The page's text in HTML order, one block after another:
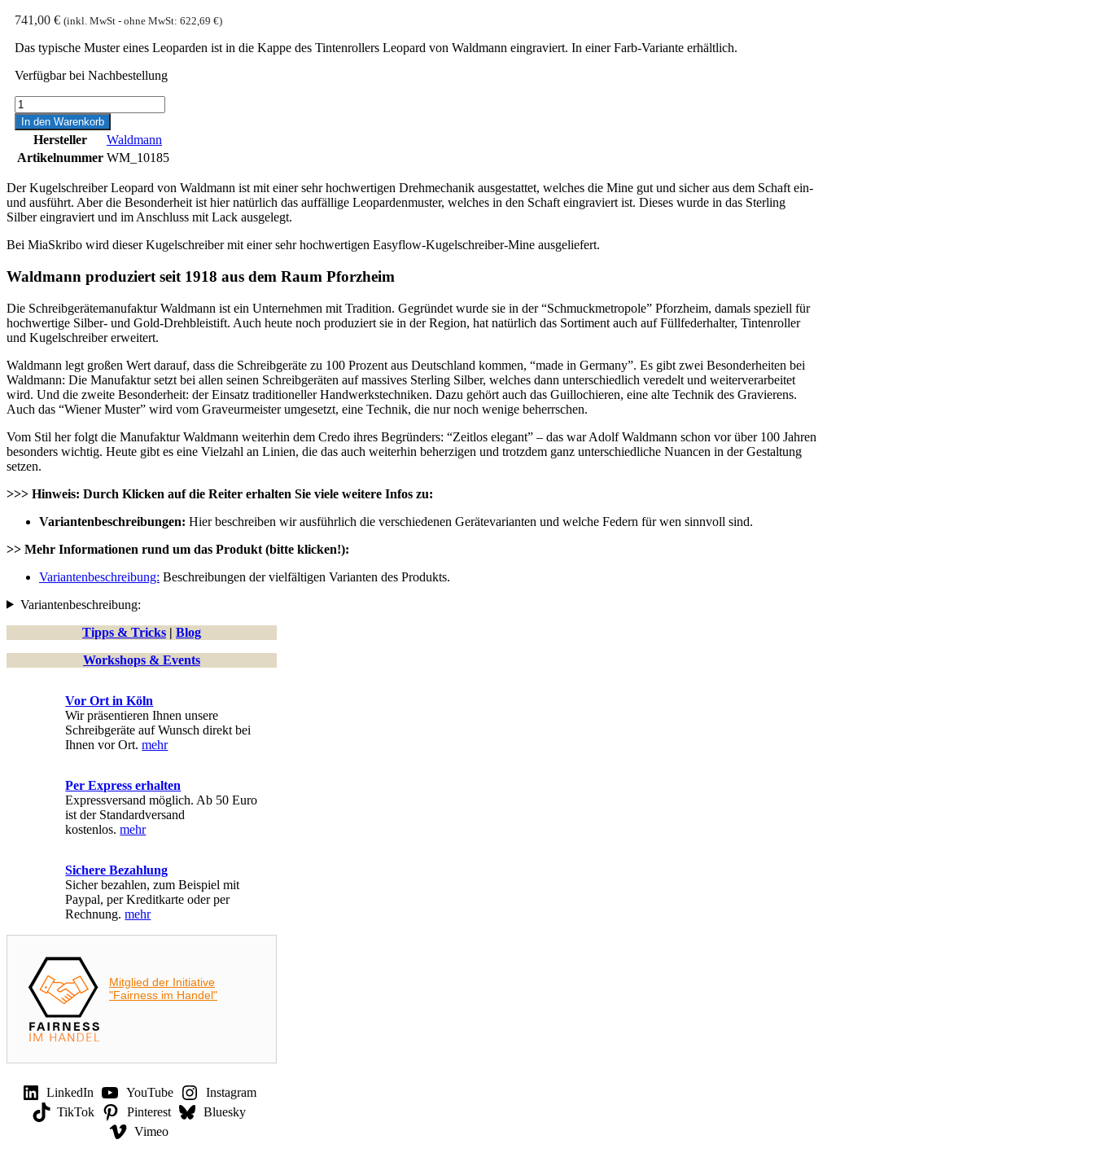
741,00 € (inkl. MwSt - ohne MwSt: 622,69 €)
Das typische Muster eines Leoparden ist in die Kappe des Tintenrollers Leopard von Waldmann eingraviert. In einer Farb-Variante erhältlich.
Verfügbar bei Nachbestellung
Waldmann
Leopard
Kugelschreiber
Menge
In den Warenkorb
Hersteller
Waldmann
Artikelnummer WM_10185
Der Kugelschreiber Leopard von Waldmann ist mit einer sehr hochwertigen Drehmechanik ausgestattet, welches die Mine gut und sicher aus dem Schaft ein-
und ausführt. Aber die Besonderheit ist hier natürlich das auffällige Leopardenmuster, welches in den Schaft eingraviert ist. Dieses wurde in das Sterling
Silber eingraviert und im Anschluss mit Lack ausgelegt.
Bei MiaSkribo wird dieser Kugelschreiber mit einer sehr hochwertigen Easyflow-Kugelschreiber-Mine ausgeliefert.
Waldmann produziert seit 1918 aus dem Raum Pforzheim
Die Schreibgerätemanufaktur Waldmann ist ein Unternehmen mit Tradition. Gegründet wurde sie in der “Schmuckmetropole” Pforzheim, damals speziell für
hochwertige Silber- und Gold-Drehbleistift. Auch heute noch produziert sie in der Region, hat natürlich das Sortiment auch auf Füllfederhalter, Tintenroller
und Kugelschreiber erweitert.
Waldmann legt großen Wert darauf, dass die Schreibgeräte zu 100 Prozent aus Deutschland kommen, “made in Germany”. Es gibt zwei Besonderheiten bei
Waldmann: Die Manufaktur setzt bei allen seinen Schreibgeräten auf massives Sterling Silber, welches dann unterschiedlich veredelt und weiterverarbeitet
wird. Und die zweite Besonderheit: der Einsatz traditioneller Handwerkstechniken. Dazu gehört auch das Guillochieren, eine alte Technik des Gravierens.
Auch das “Wiener Muster” wird vom Graveurmeister umgesetzt, eine Technik, die nur noch wenige beherrschen.
Vom Stil her folgt die Manufaktur Waldmann weiterhin dem Credo ihres Begründers: “Zeitlos elegant” – das war Adolf Waldmann schon vor über 100 Jahren
besonders wichtig. Heute gibt es eine Vielzahl an Linien, die das auch weiterhin beherzigen und trotzdem ganz unterschiedliche Nuancen in der Gestaltung
setzen.
>>> Hinweis: Durch Klicken auf die Reiter erhalten Sie viele weitere Infos zu:
Variantenbeschreibungen: Hier beschreiben wir ausführlich die verschiedenen Gerätevarianten und welche Federn für wen sinnvoll sind.
>> Mehr Informationen rund um das Produkt (bitte klicken!):
Variantenbeschreibung: Beschreibungen der vielfältigen Varianten des Produkts.
Variantenbeschreibung:
Tipps & Tricks | Blog
Workshops & Events
Vor Ort in Köln
Wir präsentieren Ihnen unsere
Schreibgeräte auf Wunsch direkt bei
Ihnen vor Ort.mehr
Per Express erhalten
Expressversand möglich. Ab 50 Euro
ist der Standardversand
kostenlos.mehr
Sichere Bezahlung
Sicher bezahlen, zum Beispiel mit
Paypal, per Kreditkarte oder per
Rechnung.mehr
Mitglied der Initiative
"Fairness im Handel"
LinkedIn YouTube
Instagram
TikTok
Pinterest
Bluesky
Vimeo